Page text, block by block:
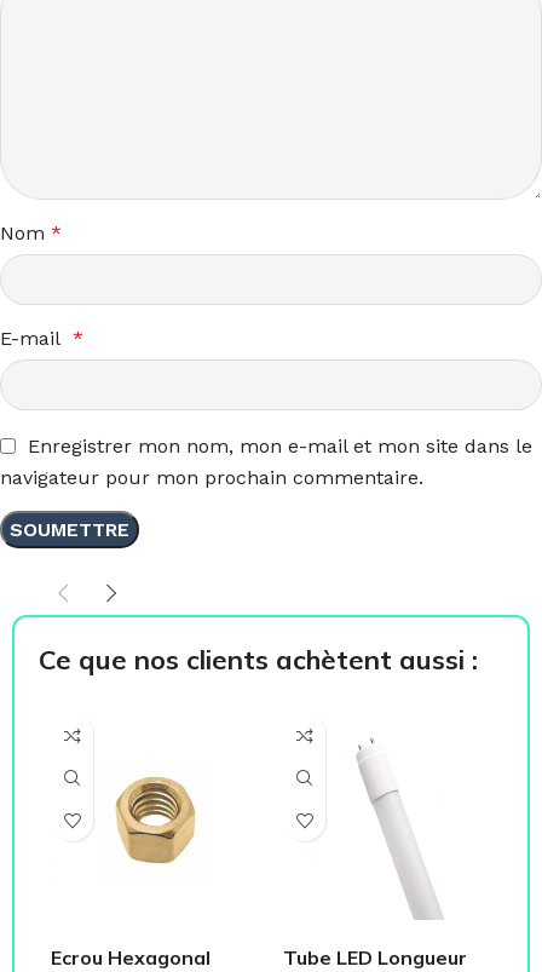
Nom *
E-mail *
Enregistrer mon nom, mon e-mail et mon site dans le
navigateur pour mon prochain commentaire.
Ce que nos clients achètent aussi :
Ecrou Hexagonal
Tube LED Longueur